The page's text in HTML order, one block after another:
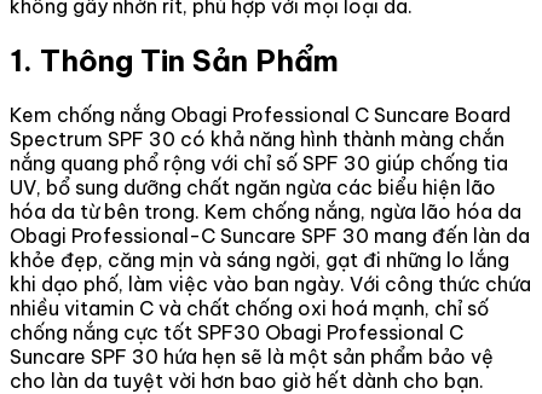
không gây nhờn rít, phù hợp với mọi loại da.
1. Thông Tin Sản Phẩm
Kem chống nắng Obagi Professional C Suncare Board
Spectrum SPF 30 có khả năng hình thành màng chắn
nắng quang phổ rộng với chỉ số SPF 30 giúp chống tia
UV, bổ sung dưỡng chất ngăn ngừa các biểu hiện lão
hóa da từ bên trong. Kem chống nắng, ngừa lão hóa da
Obagi Professional-C Suncare SPF 30 mang đến làn da
khỏe đẹp, căng mịn và sáng ngời, gạt đi những lo lắng
khi dạo phố, làm việc vào ban ngày. Với công thức chứa
nhiều vitamin C và chất chống oxi hoá mạnh, chỉ số
chống nắng cực tốt SPF30 Obagi Professional C
Suncare SPF 30 hứa hẹn sẽ là một sản phẩm bảo vệ
cho làn da tuyệt vời hơn bao giờ hết dành cho bạn.